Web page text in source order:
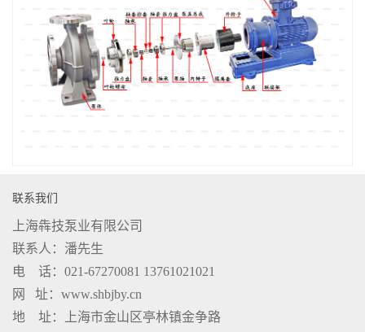
联系我们
上海犇技泵业有限公司
联系人：潘先生
电 话：021-67270081 13761021021
网 址：www.shbjby.cn
地 址：上海市金山区亭林镇金争路